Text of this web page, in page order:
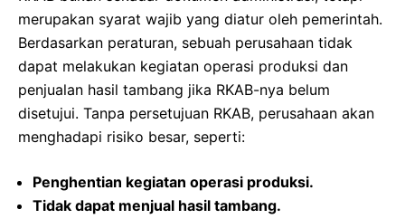
merupakan syarat wajib yang diatur oleh pemerintah.
Berdasarkan peraturan, sebuah perusahaan tidak
dapat melakukan kegiatan operasi produksi dan
penjualan hasil tambang jika RKAB-nya belum
disetujui. Tanpa persetujuan RKAB, perusahaan akan
menghadapi risiko besar, seperti:
Penghentian kegiatan operasi produksi.
Tidak dapat menjual hasil tambang.